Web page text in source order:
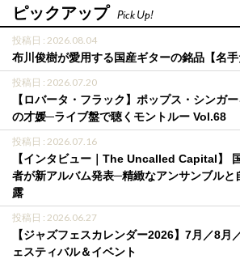
ピックアップ Pick Up!
投稿日 : 2026.08.04
布川俊樹が愛用する国産ギターの銘品【名手
投稿日 : 2026.07.20
【ロバータ・フラック】ポップス・シンガ
の才媛─ライブ盤で聴くモントルー Vol.68
投稿日 : 2026.07.16
【インタビュー｜The Uncalled Capital】
者が新アルバム発表─精緻なアンサンブルと
露
投稿日 : 2026.06.27
【ジャズフェスカレンダー2026】7月／8月
ェスティバル＆イベント